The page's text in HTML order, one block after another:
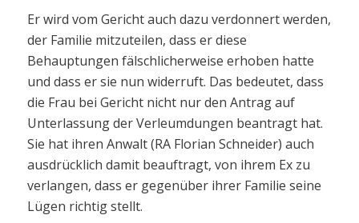
Er wird vom Gericht auch dazu verdonnert werden,
der Familie mitzuteilen, dass er diese
Behauptungen fälschlicherweise erhoben hatte
und dass er sie nun widerruft. Das bedeutet, dass
die Frau bei Gericht nicht nur den Antrag auf
Unterlassung der Verleumdungen beantragt hat.
Sie hat ihren Anwalt (RA Florian Schneider) auch
ausdrücklich damit beauftragt, von ihrem Ex zu
verlangen, dass er gegenüber ihrer Familie seine
Lügen richtig stellt.